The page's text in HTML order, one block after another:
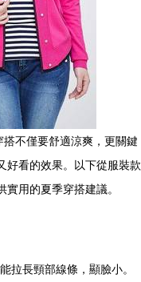
不僅要舒適涼爽，更關鍵
好看的效果。以下從服裝款
用的夏季穿搭建議。
拉長頸部線條，顯臉小。